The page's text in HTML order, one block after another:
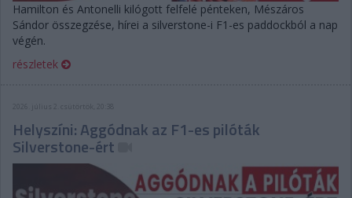
Hamilton és Antonelli kilógott felfelé pénteken, Mészáros
Sándor összegzése, hírei a silverstone-i F1-es paddockból a nap
végén.
részletek
2026. július 2. csütörtök, 20:38
Helyszíni: Aggódnak az F1-es pilóták
Silverstone-ért